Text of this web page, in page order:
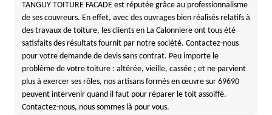
TANGUY TOITURE FACADE est réputée grâce au professionnalisme
de ses couvreurs. En effet, avec des ouvrages bien réalisés relatifs à
des travaux de toiture, les clients en La Calonniere ont tous été
satisfaits des résultats fournit par notre société. Contactez-nous
pour votre demande de devis sans contrat. Peu importe le
problème de votre toiture : altérée, vieille, cassée ; et ne parvient
plus à exercer ses rôles, nos artisans formés en œuvre sur 69690
peuvent intervenir quand il faut pour réparer le toit assoiffé.
Contactez-nous, nous sommes là pour vous.